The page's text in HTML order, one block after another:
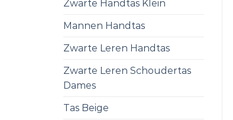
Zwarte Handtas Klein
Mannen Handtas
Zwarte Leren Handtas
Zwarte Leren Schoudertas
Dames
Tas Beige